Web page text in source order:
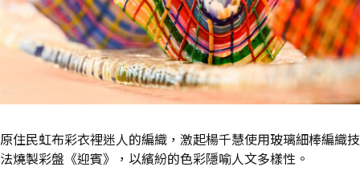
原住民虹布彩衣裡迷人的編織，激起楊千慧使用玻璃細棒編織技
法燒製彩盤《迎賓》，以繽紛的色彩隱喻人文多樣性。